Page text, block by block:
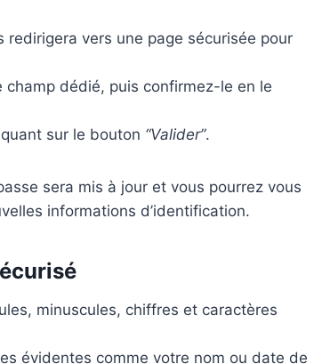
redirigera vers une page sécurisée pour
dédié, puis confirmez-le en le
sur le bouton “Valider”.
sera mis à jour et vous pourrez vous
informations d’identification.
minuscules, chiffres et caractères
évidentes comme votre nom ou date de